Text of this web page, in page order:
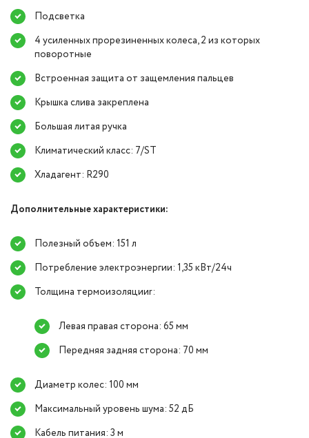
Подсветка
4 усиленных прорезиненных колеса, 2 из которых
поворотные
Встроенная защита от защемления пальцев
Крышка слива закреплена
Большая литая ручка
Климатический класс: 7/ST
Хладагент: R290
Дополнительные характеристики:
Полезный объем: 151 л
Потребление электроэнергии: 1,35 кВт/24ч
Толщина термоизоляцииr:
Левая правая сторона: 65 мм
Передняя задняя сторона: 70 мм
Диаметр колес: 100 мм
Максимальный уровень шума: 52 дБ
Кабель питания: 3 м